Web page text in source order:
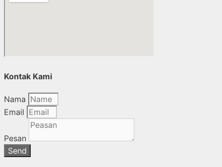
Kontak Kami
Nama
Email
Pesan
Send